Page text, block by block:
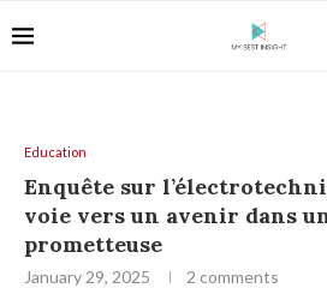
Education
Enquête sur
voie vers un avenir dans
prometteuse
January 29, 2025 2 comments